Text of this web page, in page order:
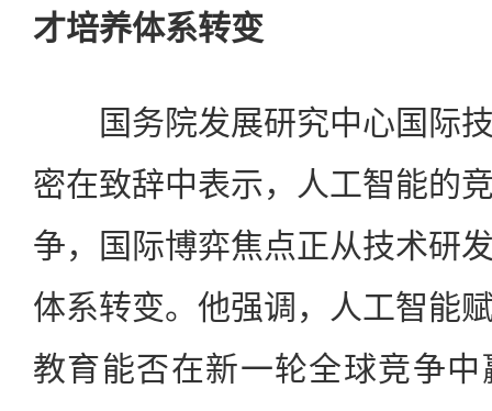
才培养体系转变
国务院发展研究中心国际技
密在致辞中表示，人工智能的
争，国际博弈焦点正从技术研
体系转变。他强调，人工智能
教育能否在新一轮全球竞争